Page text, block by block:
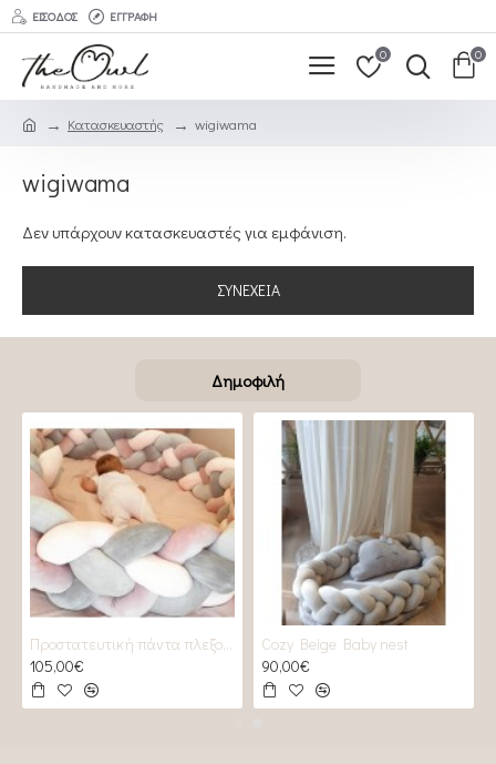
ΕΊΣΟΔΟΣ ΕΓΓΡΑΦΉ
0 0
Κατασκευαστής wigiwama
wigiwama
Δεν υπάρχουν κατασκευαστές για εμφάνιση.
ΣΥΝΈΧΕΙΑ
Δημοφιλή
Προστατευτική πάντα πλεξούδα 2 GREYS & 2 Roses
105,00€
Cozy Beige Baby nest
90,00€